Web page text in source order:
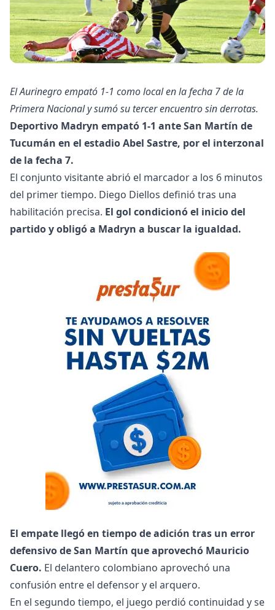
El Aurinegro empató 1-1 como local en la fecha 7 de la
Primera Nacional y sumó su tercer encuentro sin derrotas.
Deportivo Madryn empató 1-1 ante San Martín de
Tucumán en el estadio Abel Sastre, por el interzonal
de la fecha 7.
El conjunto visitante abrió el marcador a los 6 minutos
del primer tiempo. Diego Diellos definió tras una
habilitación precisa. El gol condicionó el inicio del
partido y obligó a Madryn a buscar la igualdad.
El empate llegó en tiempo de adición tras un error
defensivo de San Martín que aprovechó Mauricio
Cuero. El delantero colombiano aprovechó una
confusión entre el defensor y el arquero.
En el segundo tiempo, el juego perdió continuidad y se